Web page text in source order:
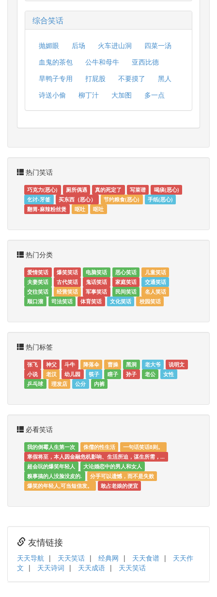
综合笑话
抛媚眼 后场 火车进山洞
四菜一汤
血鬼的茶包
公牛和母牛
亚西比德
旱鸭子专用
打屁股 不要摸了
黑人
诗送小偷
柳丁汁 大加图 多一点
热门笑话
巧克力(恶心) 厕所偶遇 真的死定了 写菜谱
喝痰(恶心)
乞讨-牙签
买东西（恶心） 节约粮食(恶心)
手纸(恶心)
翻胃-麻辣粉丝煲
呕吐 呕吐
热门分类
爱情笑话 爆笑笑话 电脑笑话 恶心笑话
儿童笑话
夫妻笑话
古代笑话 鬼话笑话 家庭笑话
交通笑话
交往笑话
经营笑话 军事笑话 民间笑话
名人笑话
顺口溜
司法笑话 体育笑话 文化笑话 校园笑话
热门标签
张飞 神父 斗牛 降落伞 曹操 黑洞 老大爷
说明文
小说
老汉 幼儿园 筷子 瞎子 孙子 老公
女性
乒乓球
理发店 公分 内裤
必看笑话
我的倒霉人生第一次 侏儒的性生活
一句话笑话8则。
寒假将至，本人因金融危机影响、生活所迫，谋生所需，...
超会玩的爆笑年轻人
大论婚恋中的男人和女人
糗事搞的人没脸没皮的.
分手可以遗憾，而不是失败
爆笑的年轻人,可当短信发。
敢占老娘的便宜
友情链接
天天导航 | 天天笑话 | 经典网 | 天天食谱 |
天天作
文 | 天天诗词 | 天天成语 | 天天笑话